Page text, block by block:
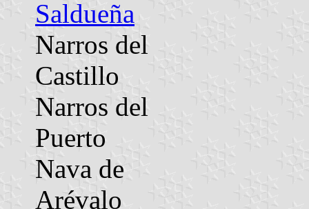
Saldueña
Narros del
Castillo
Narros del
Puerto
Nava de
Arévalo